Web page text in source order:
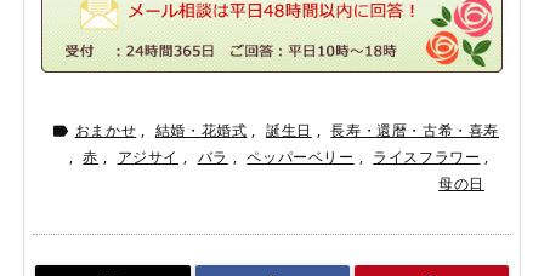
 おまかせ , 結婚・花婚式 , 誕生日 , 長寿・還暦・古希・喜寿
, 赤 , アジサイ , バラ , ペッパーベリー , ライスフラワー ,
母の日